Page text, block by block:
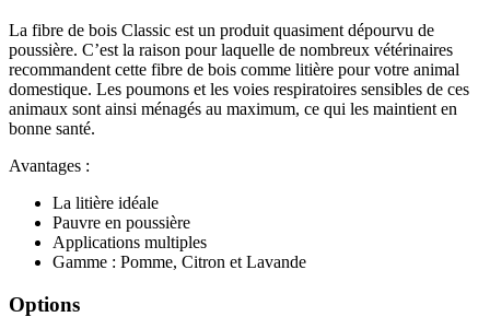
La fibre de bois Classic est un produit quasiment dépourvu de
poussière. C’est la raison pour laquelle de nombreux vétérinaires
recommandent cette fibre de bois comme litière pour votre animal
domestique. Les poumons et les voies respiratoires sensibles de ces
animaux sont ainsi ménagés au maximum, ce qui les maintient en
bonne santé.
Avantages :
La litière idéale
Pauvre en poussière
Applications multiples
Gamme : Pomme, Citron et Lavande
Options